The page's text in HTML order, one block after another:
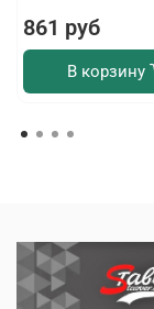
861 руб
В корзину